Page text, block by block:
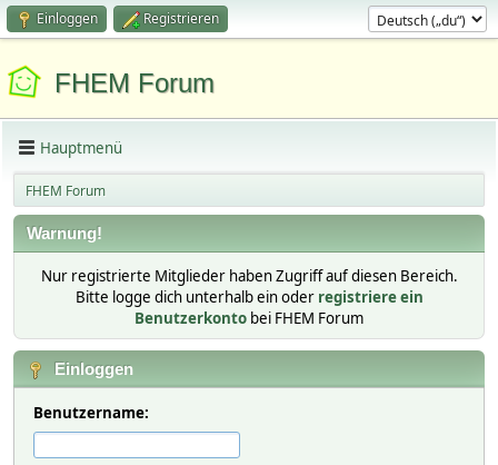
Einloggen Registrieren
FHEM Forum
Hauptmenü
FHEM Forum
Warnung!
Nur registrierte Mitglieder haben Zugriff auf diesen Bereich.
Bitte logge dich unterhalb ein oder registriere ein
Benutzerkonto bei FHEM Forum
Einloggen
Benutzername: